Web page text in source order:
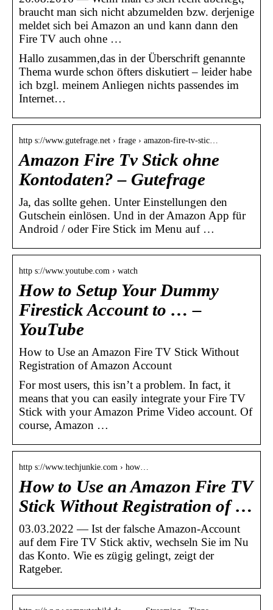
braucht man sich nicht abzumelden bzw. derjenige
meldet sich bei Amazon an und kann dann den
Fire TV auch ohne …
Hallo zusammen,das in der Überschrift genannte
Thema wurde schon öfters diskutiert – leider habe
ich bzgl. meinem Anliegen nichts passendes im
Internet…
http s://www.gutefrage.net › frage › amazon-fire-tv-stic…
Amazon Fire Tv Stick ohne
Kontodaten? – Gutefrage
Ja, das sollte gehen. Unter Einstellungen den
Gutschein einlösen. Und in der Amazon App für
Android / oder Fire Stick im Menu auf …
http s://www.youtube.com › watch
How to Setup Your Dummy
Firestick Account to … –
YouTube
How to Use an Amazon Fire TV Stick Without
Registration of Amazon Account
For most users, this isn’t a problem. In fact, it
means that you can easily integrate your Fire TV
Stick with your Amazon Prime Video account. Of
course, Amazon …
http s://www.techjunkie.com › how…
How to Use an Amazon Fire TV
Stick Without Registration of …
03.03.2022 — Ist der falsche Amazon-Account
auf dem Fire TV Stick aktiv, wechseln Sie im Nu
das Konto. Wie es zügig gelingt, zeigt der
Ratgeber.